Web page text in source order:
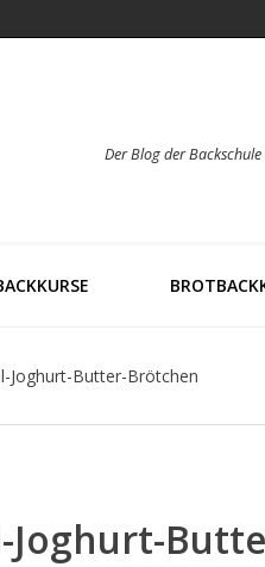
Der Blog der
Joghurt-Butter-Brötchen
Joghurt-